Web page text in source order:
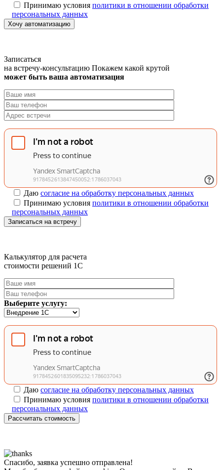
Принимаю условия политики в отношении обработки
персональных данных
Хочу автоматизацию
Записаться
на встречу-консультацию Покажем какой крутой
может быть ваша автоматизация
Даю согласие на обработку персональных данных
Принимаю условия политики в отношении обработки
персональных данных
Записаться на встречу
Калькулятор для расчета
стоимости решений 1C
Выберите услугу:
Даю согласие на обработку персональных данных
Принимаю условия политики в отношении обработки
персональных данных
Рассчитать стоимость
Спасибо, заявка успешно отправлена!